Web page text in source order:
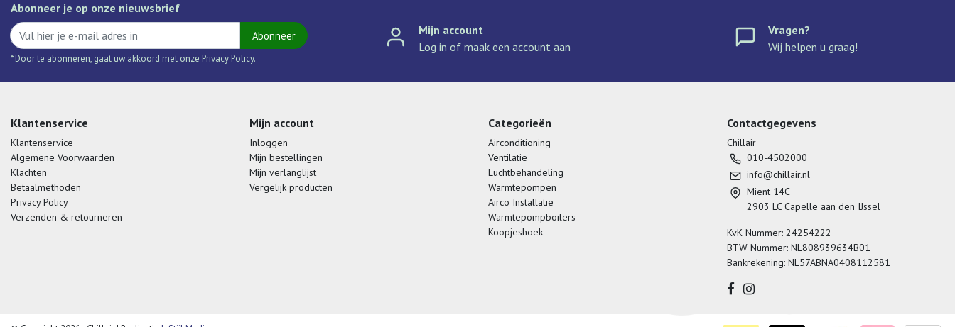
Abonneer je op onze nieuwsbrief
Abonneer
* Door te abonneren, gaat uw akkoord met onze Privacy Policy.
Mijn account
Log in of maak een account aan
Vragen?
Wij helpen u graag!
Klantenservice
Klantenservice
Algemene Voorwaarden
Klachten
Betaalmethoden
Privacy Policy
Verzenden & retourneren
Mijn account
Inloggen
Mijn bestellingen
Mijn verlanglijst
Vergelijk producten
Categorieën
Airconditioning
Ventilatie
Luchtbehandeling
Warmtepompen
Airco Installatie
Warmtepompboilers
Koopjeshoek
Contactgegevens
Chillair
010-4502000
info@chillair.nl
Mient 14C
2903 LC Capelle aan den IJssel
KvK Nummer: 24254222
BTW Nummer: NL808939634B01
Bankrekening: NL57ABNA0408112581